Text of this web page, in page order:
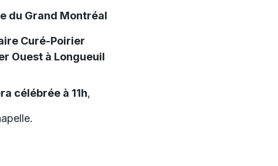
du Grand Montréal
Curé-Poirier
Ouest à Longueuil
célébrée à 11h,